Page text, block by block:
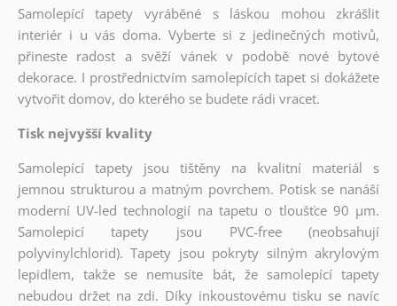
Samolepící tapety vyráběné s láskou mohou zkrášlit
interiér i u vás doma. Vyberte si z jedinečných motivů,
přineste radost a svěží vánek v podobě nové bytové
dekorace. I prostřednictvím samolepících tapet si dokážete
vytvořit domov, do kterého se budete rádi vracet.
Tisk nejvyšší kvality
Samolepící tapety jsou tištěny na kvalitní materiál s
jemnou strukturou a matným povrchem. Potisk se nanáší
moderní UV-led technologií na tapetu o tloušťce 90 µm.
Samolepicí tapety jsou PVC-free (neobsahují
polyvinylchlorid). Tapety jsou pokryty silným akrylovým
lepidlem, takže se nemusíte bát, že samolepící tapety
nebudou držet na zdi. Díky inkoustovému tisku se navíc